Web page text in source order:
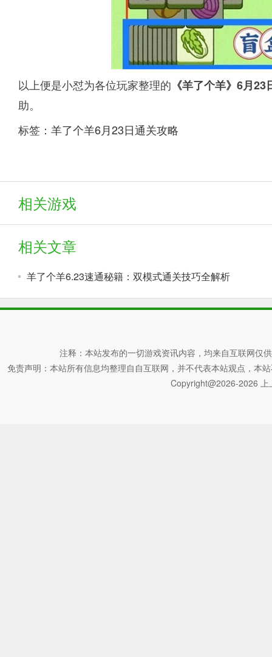
以上便是小怼为各位玩家整理的 《羊了个羊》6月
助。
标签： 羊了个羊6月23日通关攻略
相关游戏
相关文章
羊了个羊6.23速通秘籍：双模式通关技巧全解析
注释：本站发布的一切游戏资讯内容，均来自互联网仅
免责声明：本站所有信息均整理自自互联网，并不代表本站观点，本
Copyright@2026-2026